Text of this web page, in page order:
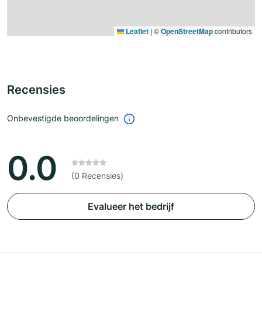
Leaflet | ©OpenStreetMapcontributors
Recensies
Onbevestigde beoordelingen
0.0 (0 Recensies)
Evalueer het bedrijf